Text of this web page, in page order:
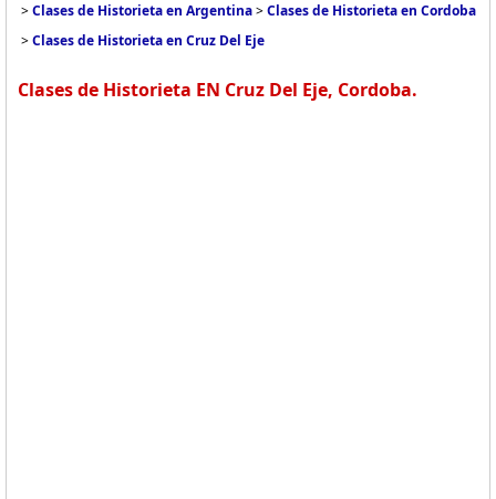
>Clases de Historieta en Argentina>Clases de Historieta en Cordoba
>Clases de Historieta en Cruz Del Eje
Clases de Historieta EN Cruz Del Eje, Cordoba.